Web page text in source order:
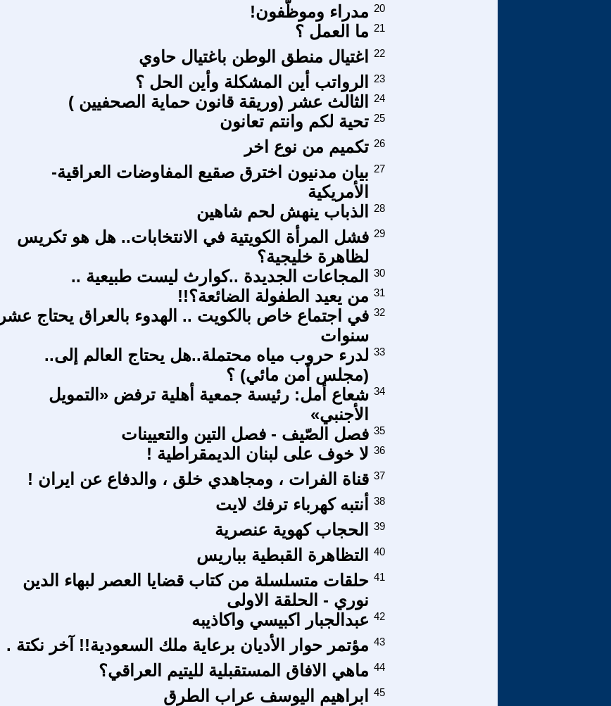
مدراء وموظَّفون! 20
ما العمل ؟ 21
اغتيال منطق الوطن باغتيال حاوي 22
الرواتب أين المشكلة وأين الحل ؟
23
الثالث عشر (وريقة قانون حماية الصحفيين )
24
تحية لكم وانتم تعانون 25
تكميم من نوع اخر 26
بيان مدنيون اخترق صقيع المفاوضات العراقية-
الأمريكية
27
الذباب ينهش لحم شاهين 28
فشل المرأة الكويتية في الانتخابات.. هل هو تكريس
لظاهرة خليجية؟
29
المجاعات الجديدة ..كوارث ليست طبيعية ..
30
من يعيد الطفولة الضائعة؟!! 31
في اجتماع خاص بالكويت .. الهدوء بالعراق يحتاج عشر
سنوات
32
لدرء حروب مياه محتملة..هل يحتاج العالم إلى..
(مجلس أمن مائي) ؟
33
شعاع أمل: رئيسة جمعية أهلية ترفض «التمويل
الأجنبي»
34
فصل الصّيف - فصل التين والتعيينات 35
لا خوف على لبنان الديمقراطية ! 36
قناة الفرات ، ومجاهدي خلق ، والدفاع عن ايران ! 37
أنتبه كهرباء ترفك لايت 38
الحجاب كهوية عنصرية 39
التظاهرة القبطية بباريس 40
حلقات متسلسلة من كتاب قضايا العصر لبهاء الدين
نوري - الحلقة الاولى
41
عبدالجبار اكبيسي واكاذيبه 42
مؤتمر حوار الأديان برعاية ملك السعودية!! آخر نكتة . 43
ماهي الافاق المستقبلية لليتيم العراقي؟ 44
ابراهيم اليوسف عراب الطرق 45